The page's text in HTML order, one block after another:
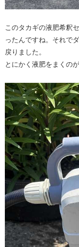
このタカギの液肥希釈
ったんですね。それで
戻りました。
とにかく液肥をまくの